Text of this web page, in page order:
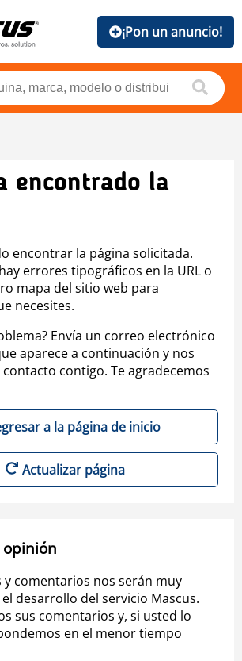
¡Pon un anuncio!
encontrado la
encontrar la página solicitada.
errores tipográficos en la URL o
mapa del sitio web para
necesites.
Envía un correo electrónico
aparece a continuación y nos
contigo. Te agradecemos
a la página de inicio
Actualizar página
opinión
y comentarios nos serán muy
desarrollo del servicio Mascus.
sus comentarios y, si usted lo
en el menor tiempo